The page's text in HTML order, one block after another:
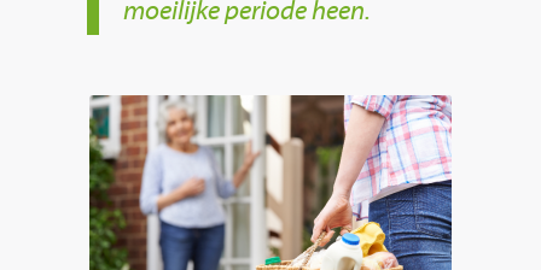
moeilijke periode heen.